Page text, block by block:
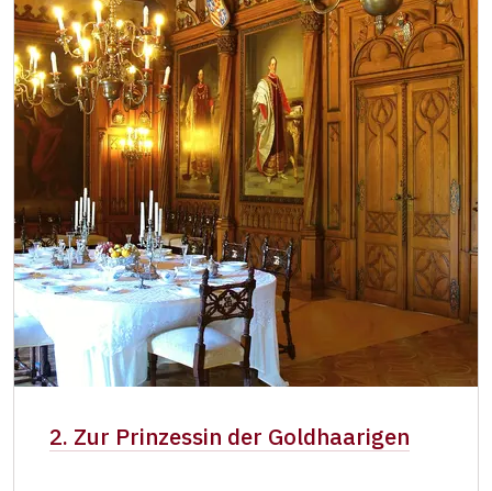
2. Zur Prinzessin der Goldhaarigen